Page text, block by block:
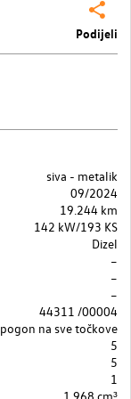
Podijeli
siva - metalik
09/2024
19.244 km
142 kW/193 KS
Dizel
–
–
–
44311 /00004
pogon na sve točkove
5
5
1
1.968 cm³